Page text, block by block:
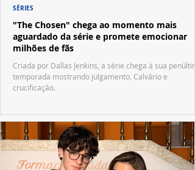
"The Chosen" chega ao momento mais
aguardado da série e promete emocionar
milhões de fãs
Criada por Dallas Jenkins, a série chega à sua
temporada mostrando julgamento, Calvário e
crucificação.
SÉRIES